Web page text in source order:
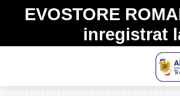
EVOSTORE
inregistrat